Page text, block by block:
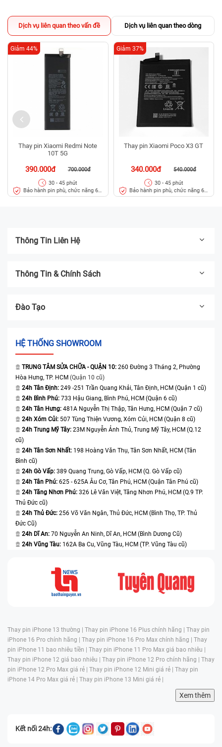
Dịch vụ liên quan theo vấn đề Dịch vụ liên quan theo dòng
Thay pin Xiaomi Redmi Note
10T 5G
390.000đ 700.000đ
Giảm 44%
30 - 45 phút
Bảo hành pin phù, chức năng 6
tháng
Thay pin Xiaomi Poco X3 GT
340.000đ 540.000đ
Giảm 37%
30 - 45 phút
Bảo hành pin phù, chức năng 6
tháng
Thông Tin Liên Hệ
Thông Tin & Chính Sách
Đào Tạo
HỆ THỐNG SHOWROOM
TRUNG TÂM SỬA CHỮA - QUẬN 10: 260 Đường 3 Tháng 2, Phường
Hòa Hưng, TP. HCM (Quận 10 cũ)
24h Tân Định: 249 -251 Trần Quang Khải, Tân Định, HCM (Quận 1 cũ)
24h Bình Phú: 733 Hậu Giang, Bình Phú, HCM (Quận 6 cũ)
24h Tân Hưng: 481A Nguyễn Thị Thập, Tân Hưng, HCM (Quận 7 cũ)
24h Xóm Củi: 507 Tùng Thiện Vương, Xóm Củi, HCM (Quận 8 cũ)
24h Trung Mỹ Tây: 23M Nguyễn Ảnh Thủ, Trung Mỹ Tây, HCM (Q.12
cũ)
24h Tân Sơn Nhất: 198 Hoàng Văn Thụ, Tân Sơn Nhất, HCM (Tân
Bình cũ)
24h Gò Vấp: 389 Quang Trung, Gò Vấp, HCM (Q. Gò Vấp cũ)
24h Tân Phú: 625 - 625A Âu Cơ, Tân Phú, HCM (Quận Tân Phú cũ)
24h Tăng Nhơn Phú: 326 Lê Văn Việt, Tăng Nhơn Phú, HCM (Q.9 TP.
Thủ Đức cũ)
24h Thủ Đức: 256 Võ Văn Ngân, Thủ Đức, HCM (Bình Thọ, TP. Thủ
Đức Cũ)
24h Dĩ An: 70 Nguyễn An Ninh, Dĩ An, HCM (Bình Dương Cũ)
24h Vũng Tàu: 162A Ba Cu, Vũng Tàu, HCM (TP. Vũng Tàu cũ)
Thay pin iPhone 13 thường | Thay pin iPhone 16 Plus chính hãng | Thay pin
iPhone 16 Pro chính hãng | Thay pin iPhone 16 Pro Max chính hãng | Thay
pin iPhone 11 bao nhiêu tiền | Thay pin iPhone 11 Pro Max giá bao nhiêu |
Thay pin iPhone 12 giá bao nhiêu | Thay pin iPhone 12 Pro chính hãng | Thay
pin iPhone 12 Pro Max giá rẻ | Thay pin iPhone 12 Mini giá rẻ | Thay pin
iPhone 14 Pro Max giá rẻ | Thay pin iPhone 13 Mini giá rẻ |
Xem thêm
Kết nối 24h: